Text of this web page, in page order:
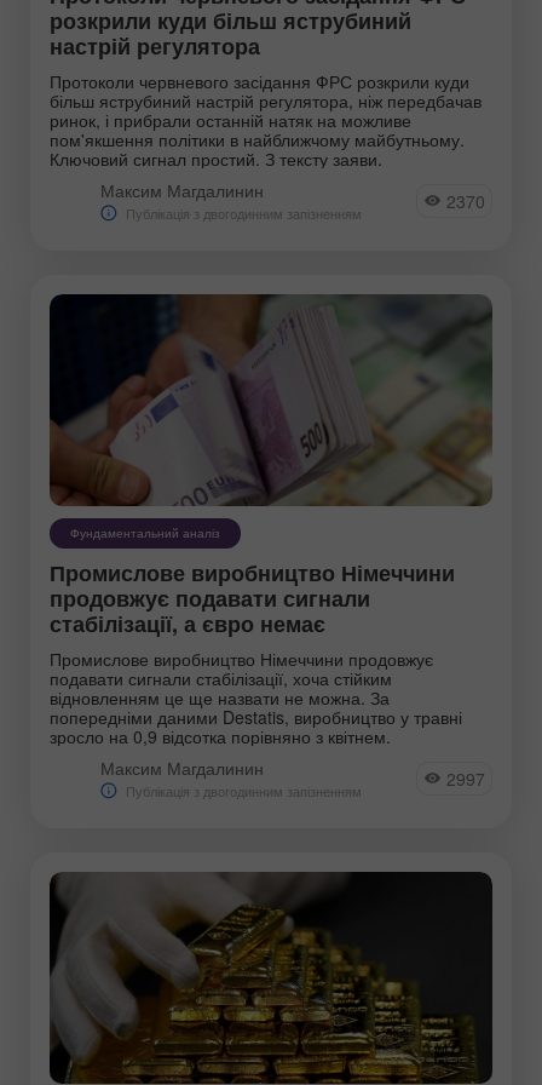
ефективні рекомендації щодо торгівлі.
розкрили куди більш яструбиний
настрій регулятора
Протоколи червневого засідання ФРС розкрили куди
більш яструбиний настрій регулятора, ніж передбачав
ринок, і прибрали останній натяк на можливе
пом'якшення політики в найближчому майбутньому.
Ключовий сигнал простий. З тексту заяви.
Максим Магдалинин
Публікація з двогодинним запізненням 2370
Фундаментальний аналіз
Промислове виробництво Німеччини
продовжує подавати сигнали
стабілізації, а євро немає
Промислове виробництво Німеччини продовжує
подавати сигнали стабілізації, хоча стійким
відновленням це ще назвати не можна. За
попередніми даними Destatis, виробництво у травні
зросло на 0,9 відсотка порівняно з квітнем.
Максим Магдалинин
Публікація з двогодинним запізненням 2997